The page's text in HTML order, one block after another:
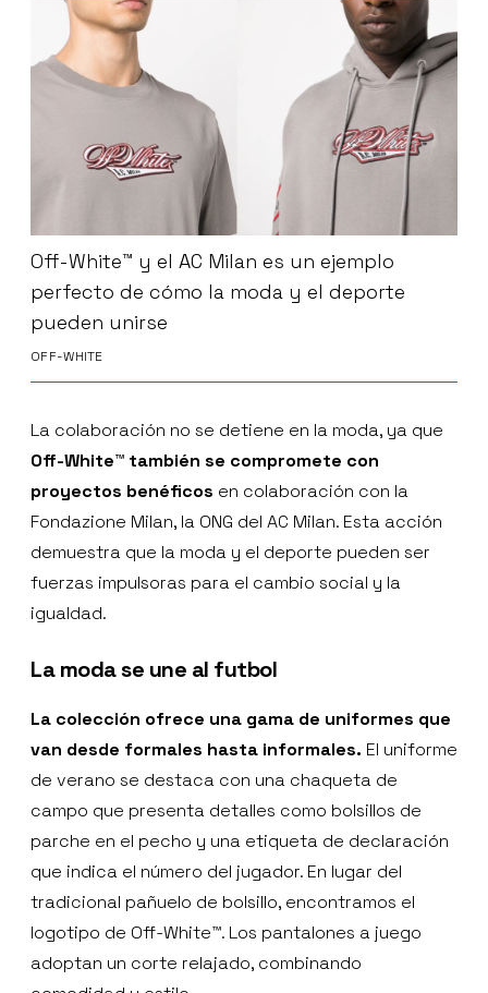
Off-White™ y el AC Milan es un ejemplo
perfecto de cómo la moda y el deporte
pueden unirse
OFF-WHITE
La colaboración no se detiene en la moda, ya que
Off-White™ también se compromete con
proyectos benéficos en colaboración con la
Fondazione Milan, la ONG del AC Milan. Esta acción
demuestra que la moda y el deporte pueden ser
fuerzas impulsoras para el cambio social y la
igualdad.
La moda se une al futbol
La colección ofrece una gama de uniformes que
van desde formales hasta informales. El uniforme
de verano se destaca con una chaqueta de
campo que presenta detalles como bolsillos de
parche en el pecho y una etiqueta de declaración
que indica el número del jugador. En lugar del
tradicional pañuelo de bolsillo, encontramos el
logotipo de Off-White™. Los pantalones a juego
adoptan un corte relajado, combinando